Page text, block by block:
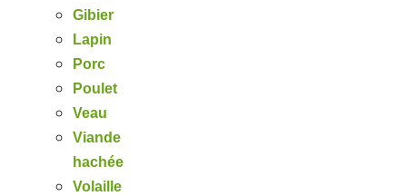
Gibier
Lapin
Porc
Poulet
Veau
Viande
hachée
Volaille